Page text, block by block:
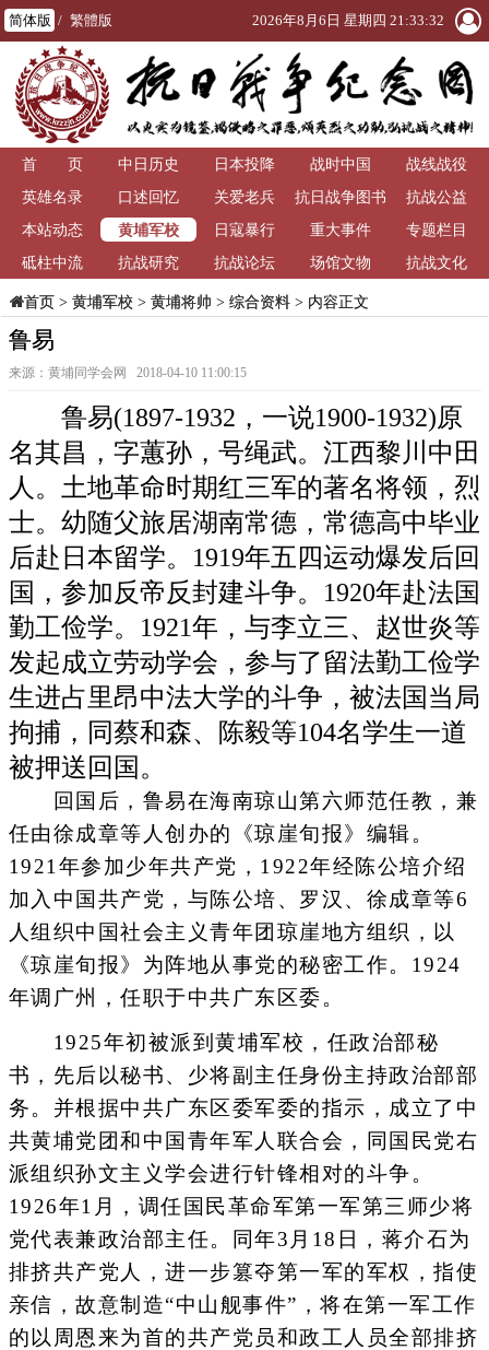
简体版 / 繁體版 2026年8月6日 星期四 21:33:32
首 页 中日历史 日本投降 战时中国
战线战役
英雄名录
口述回忆 关爱老兵
抗日战争图书
馆
抗战公益
本站动态
黄埔军校 日寇暴行 重大事件
专题栏目
砥柱中流
抗战研究 抗战论坛 场馆文物 抗战文化
首页> 黄埔军校> 黄埔将帅 > 综合资料> 内容正文
鲁易
来源：黄埔同学会网 2018-04-10 11:00:15
鲁易(1897-1932，一说1900-1932)原
名其昌，字蕙孙，号绳武。江西黎川中田
人。土地革命时期红三军的著名将领，烈
士。幼随父旅居湖南常德，常德高中毕业
后赴日本留学。1919年五四运动爆发后回
国，参加反帝反封建斗争。1920年赴法国
勤工俭学。1921年，与李立三、赵世炎等
发起成立劳动学会，参与了留法勤工俭学
生进占里昂中法大学的斗争，被法国当局
拘捕，同蔡和森、陈毅等104名学生一道
被押送回国。
回国后，鲁易在海南琼山第六师范任教，兼
任由徐成章等人创办的《琼崖旬报》编辑。
1921年参加少年共产党，1922年经陈公培介绍
加入中国共产党，与陈公培、罗汉、徐成章等6
人组织中国社会主义青年团琼崖地方组织，以
《琼崖旬报》为阵地从事党的秘密工作。1924
年调广州，任职于中共广东区委。
1925年初被派到黄埔军校，任政治部秘
书，先后以秘书、少将副主任身份主持政治部部
务。并根据中共广东区委军委的指示，成立了中
共黄埔党团和中国青年军人联合会，同国民党右
派组织孙文主义学会进行针锋相对的斗争。
1926年1月，调任国民革命军第一军第三师少将
党代表兼政治部主任。同年3月18日，蒋介石为
排挤共产党人，进一步篡夺第一军的军权，指使
亲信，故意制造“中山舰事件”，将在第一军工作
的以周恩来为首的共产党员和政工人员全部排挤